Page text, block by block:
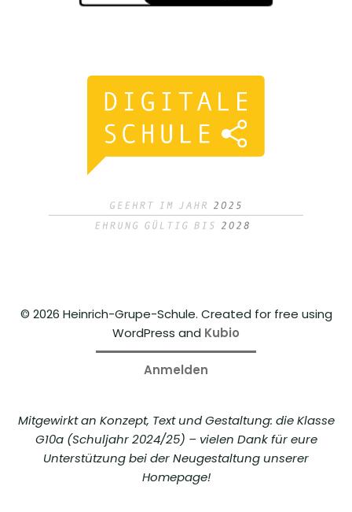
© 2026 Heinrich-Grupe-Schule. Created for free using
WordPress and Kubio
Anmelden
Mitgewirkt an Konzept, Text und Gestaltung: die Klasse
G10a (Schuljahr 2024/25) – vielen Dank für eure
Unterstützung bei der Neugestaltung unserer
Homepage!